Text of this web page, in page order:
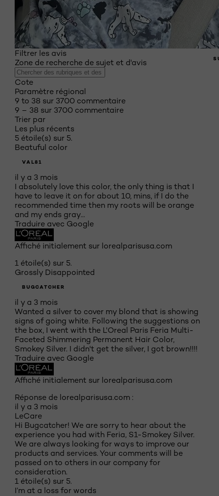
Filtrer les avis
Zone de recherche de sujet et d'avis
Cote
Paramètre régional
9 to 38 sur 3700 commentaire
9 – 38 sur 3700 commentaire
Trier par
Les plus récents
5 étoile(s) sur 5.
Beatuful color
VAL81
il y a 3 mois
I absolutely love this color, the only thing is that I
have to leave it on for about 10, mins, if I do the
recommended time then my roots will be orange
and my ends gray...
Traduire avec Google
Affiché initialement sur lorealparisusa.com
1 étoile(s) sur 5.
Grossly Disappointed
BUGCATCHER
il y a 3 mois
Wanted a silver to cover my blond that is showing
signs of going white. Following the suggestions on
the box, I went with the L'Oreal Paris Feria Multi-
Faceted Shimmering Permanent Hair Color,
Smokey Silver. I didn't get the silver, I got brown!!!!
Traduire avec Google
Affiché initialement sur lorealparisusa.com
Réponse de lorealparisusa.com :
il y a 3 mois
LeCare
Hi Bugcatcher! We are sorry to hear about the
experience you had with Feria, S1-Smokey Silver.
We are always looking for ways to improve our
products and services. Your comments will be
passed on to others in our company for
consideration.
1 étoile(s) sur 5.
I’m at a loss for words